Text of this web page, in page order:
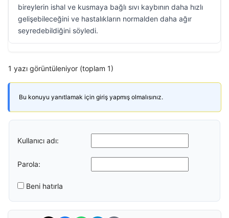
bireylerin ishal ve kusmaya bağlı sıvı kaybının daha hızlı
gelişebileceğini ve hastalıkların normalden daha ağır
seyredebildiğini söyledi.
1 yazı görüntüleniyor (toplam 1)
Bu konuyu yanıtlamak için giriş yapmış olmalısınız.
Kullanıcı adı:
Parola:
Beni hatırla